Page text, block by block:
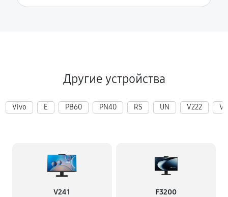
Другие устройства
Vivo E PB60 PN40 RS UN V222
V241 F3200